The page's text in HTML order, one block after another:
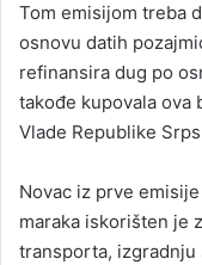
Tom emisijom treba
osnovu datih
refinansira dug po
takođe kupovala ova
Vlade Republike
Novac iz prve
maraka iskorišten je
transporta, izgradnju